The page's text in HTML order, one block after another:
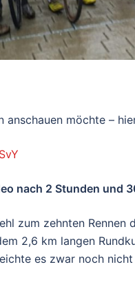
anschauen möchte –
nach 2 Stunden und
zum zehnten
2,6 km langen
es zwar noch